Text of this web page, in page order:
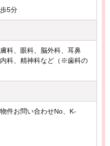
5分
科、眼科、脳外科、耳鼻
科、精神科など（※歯科の
件お問い合わせNo、K-